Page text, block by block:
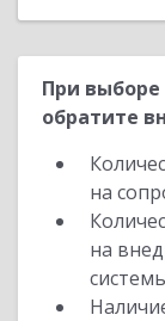
При
обратите
на
на